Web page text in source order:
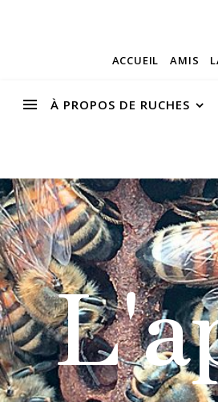
ACCUEIL AMIS
À PROPOS DE RUCHES